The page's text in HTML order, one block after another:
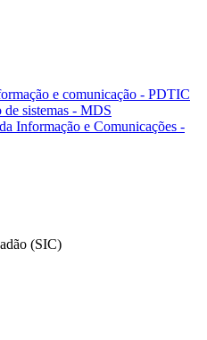
e comunicação - PDTIC
sistemas - MDS
Informação e Comunicações -
(SIC)